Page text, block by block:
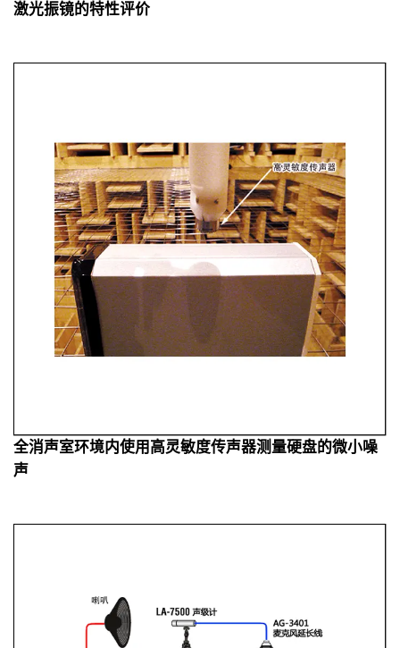
激光振镜的特性评价
全消声室环境内使用高灵敏度传声器测量硬盘的微小噪
声